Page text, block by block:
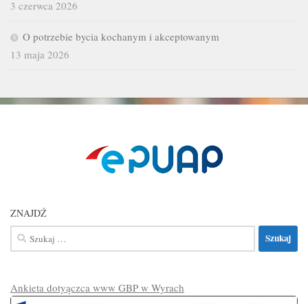
3 czerwca 2026
O potrzebie bycia kochanym i akceptowanym
13 maja 2026
ZNAJDŹ
Szukaj:
Ankieta dotyączca www GBP w Wyrach